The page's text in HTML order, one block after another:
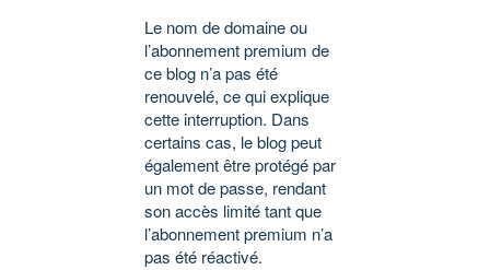
Le nom de domaine ou
l’abonnement premium de
ce blog n’a pas été
renouvelé, ce qui explique
cette interruption. Dans
certains cas, le blog peut
également être protégé par
un mot de passe, rendant
son accès limité tant que
l’abonnement premium n’a
pas été réactivé.